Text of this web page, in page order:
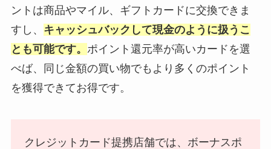
ントは商品やマイル、ギフトカードに交換できま
すし、 キャッシュバックして現金のように扱うこ
とも可能です。 ポイント還元率が高いカードを選
べば、同じ金額の買い物でもより多くのポイント
を獲得できてお得です。
クレジットカード提携店舗では、ボーナスポ